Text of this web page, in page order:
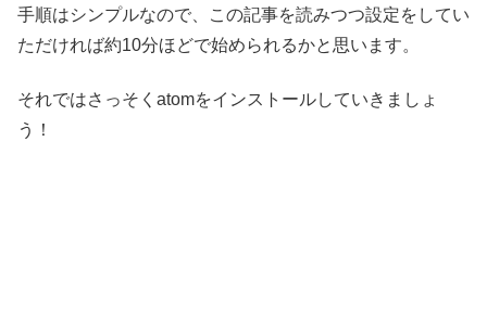
手順はシンプルなので、この記事を読みつつ設定をしてい
ただければ約10分ほどで始められるかと思います。
それではさっそくatomをインストールしていきましょ
う！